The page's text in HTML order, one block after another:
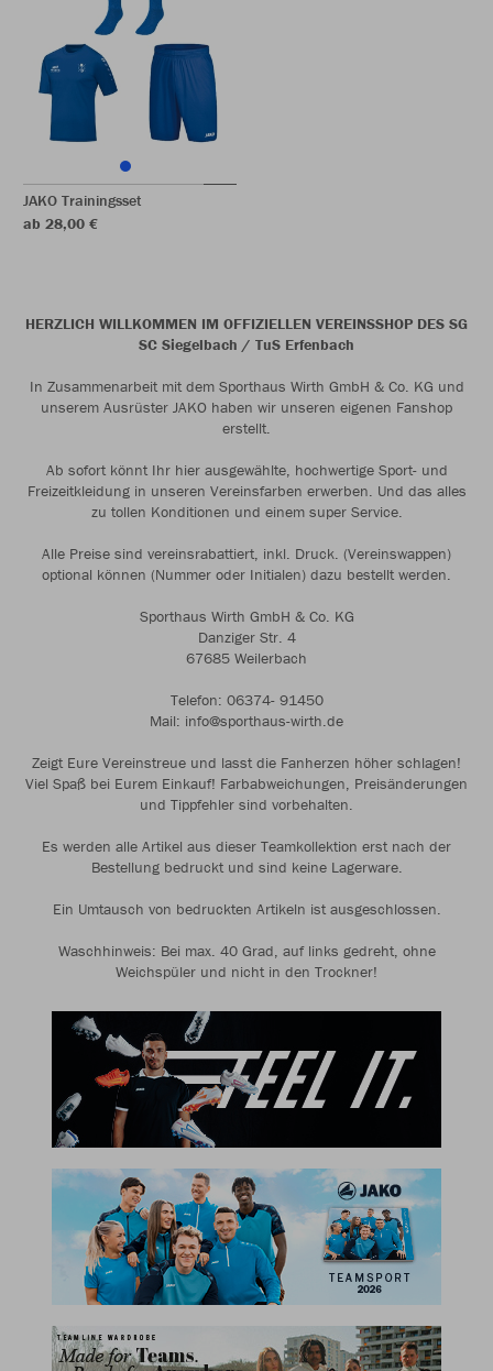
JAKO Trainingsset
ab 28,00 €
HERZLICH WILLKOMMEN IM OFFIZIELLEN VEREINSSHOP DES SG
SC Siegelbach / TuS Erfenbach
In Zusammenarbeit mit dem Sporthaus Wirth GmbH & Co. KG und
unserem Ausrüster JAKO haben wir unseren eigenen Fanshop
erstellt.
Ab sofort könnt Ihr hier ausgewählte, hochwertige Sport- und
Freizeitkleidung in unseren Vereinsfarben erwerben. Und das alles
zu tollen Konditionen und einem super Service.
Alle Preise sind vereinsrabattiert, inkl. Druck. (Vereinswappen)
optional können (Nummer oder Initialen) dazu bestellt werden.
Sporthaus Wirth GmbH & Co. KG
Danziger Str. 4
67685 Weilerbach
Telefon: 06374- 91450
Mail: info@sporthaus-wirth.de
Zeigt Eure Vereinstreue und lasst die Fanherzen höher schlagen!
Viel Spaß bei Eurem Einkauf! Farbabweichungen, Preisänderungen
und Tippfehler sind vorbehalten.
Es werden alle Artikel aus dieser Teamkollektion erst nach der
Bestellung bedruckt und sind keine Lagerware.
Ein Umtausch von bedruckten Artikeln ist ausgeschlossen.
Waschhinweis: Bei max. 40 Grad, auf links gedreht, ohne
Weichspüler und nicht in den Trockner!